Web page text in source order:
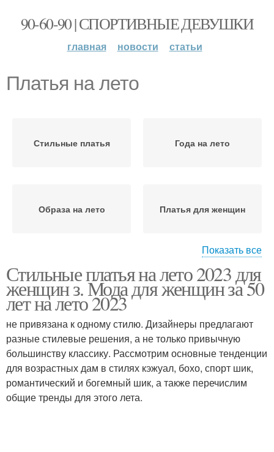
90-60-90 | СПОРТИВНЫЕ ДЕВУШКИ
главная новости статьи
Платья на лето
Стильные платья Года на лето
Образа на лето Платья для женщин
Платья с запахом Модные платья
Летние платья Платья из штапеля
Показать все
Стильные платья на лето 2023 для
женщин з. Мода для женщин за 50
лет на лето 2023
не привязана к одному стилю. Дизайнеры предлагают
разные стилевые решения, а не только привычную
большинству классику. Рассмотрим основные тенденции
для возрастных дам в стилях кэжуал, бохо, спорт шик,
романтический и богемный шик, а также перечислим
общие тренды для этого лета.